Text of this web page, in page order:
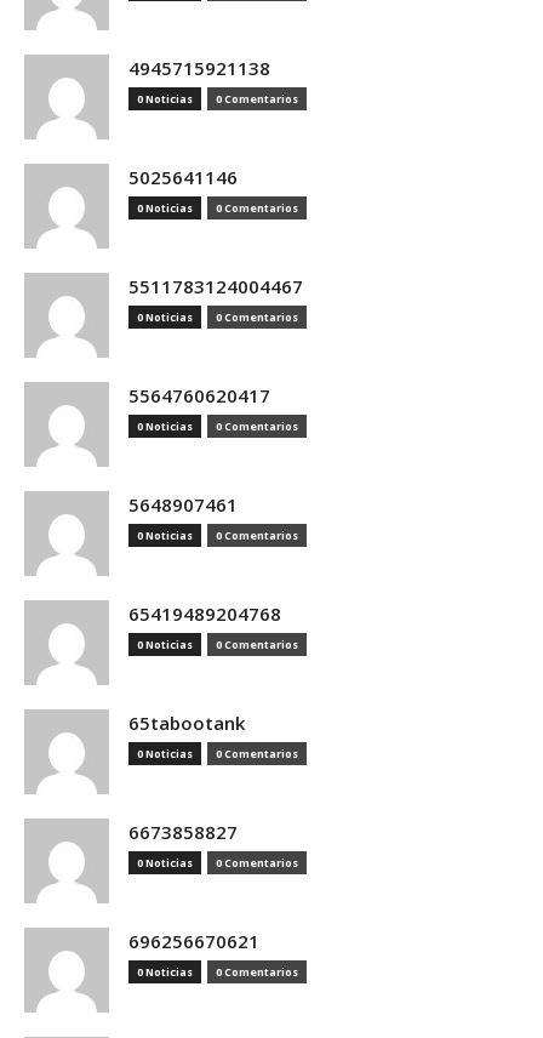
4945715921138
0 Noticias 0 Comentarios
5025641146
0 Noticias 0 Comentarios
5511783124004467
0 Noticias 0 Comentarios
5564760620417
0 Noticias 0 Comentarios
5648907461
0 Noticias 0 Comentarios
65419489204768
0 Noticias 0 Comentarios
65tabootank
0 Noticias 0 Comentarios
6673858827
0 Noticias 0 Comentarios
696256670621
0 Noticias 0 Comentarios